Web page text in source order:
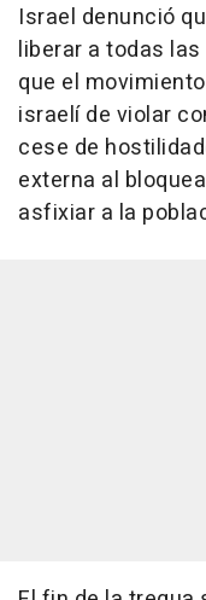
Israel denunció
liberar a todas
que el
israelí de violar
cese de
externa al
asfixiar a la